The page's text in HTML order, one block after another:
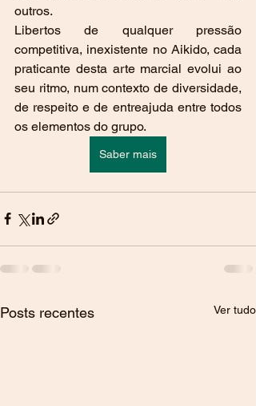
outros.
Libertos de qualquer pressão
competitiva, inexistente no Aikido, cada
praticante desta arte marcial evolui ao
seu ritmo, num contexto de diversidade,
de respeito e de entreajuda entre todos
os elementos do grupo.
Saber mais
Posts recentes Ver tudo